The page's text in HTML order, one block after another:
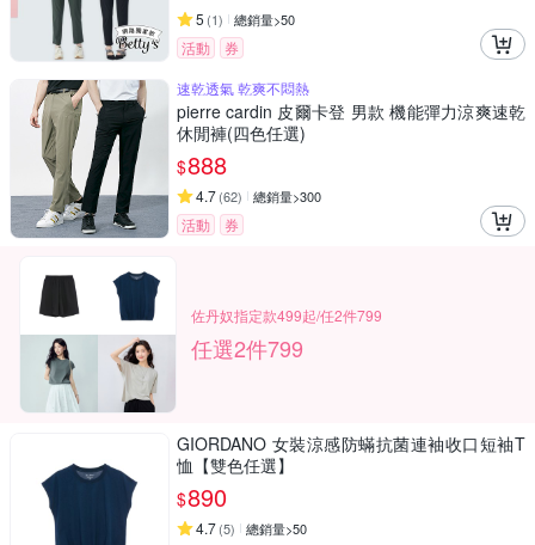
5 (1) 總銷量>50
活動
券
速乾透氣 乾爽不悶熱
pierre cardin 皮爾卡登 男款 機能彈力涼爽速乾
休閒褲(四色任選)
$888
4.7(62) 總銷量>300
活動 券
佐丹奴指定款499起/任2件799
任選2件799
GIORDANO 女裝涼感防蟎抗菌連袖收口短袖T
恤【雙色任選】
$890
4.7(5) 總銷量>50